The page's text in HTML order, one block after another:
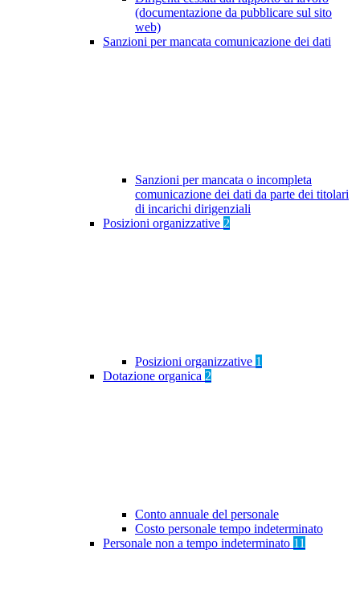
(documentazione da pubblicare sul sito
web)
Sanzioni per mancata comunicazione dei dati
Sanzioni per mancata o incompleta
comunicazione dei dati da parte dei titolari
di incarichi dirigenziali
Posizioni organizzative 2
Posizioni organizzative 1
Dotazione organica 2
Conto annuale del personale
Costo personale tempo indeterminato
Personale non a tempo indeterminato 11